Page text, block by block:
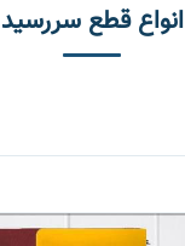
انواع قطع سررسید